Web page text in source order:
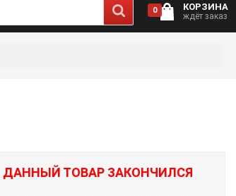
0 КОРЗИНА
ждёт заказ
ДАННЫЙ ТОВАР ЗАКОНЧИЛСЯ